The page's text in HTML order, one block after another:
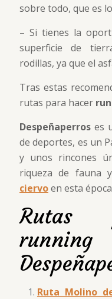
sobre todo, que es
– Si tienes la
superficie de
rodillas, ya que el
Tras estas
rutas para hacer
Despeñaperros es
de deportes, es un
y unos rincones
riqueza de fauna
ciervoen esta
Rutas
Ruta Molino